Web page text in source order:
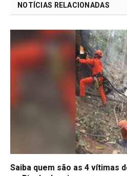
NOTÍCIAS RELACIONADAS
Saiba quem são as 4 vítimas